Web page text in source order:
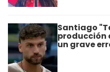
Santiago
producción
un grave